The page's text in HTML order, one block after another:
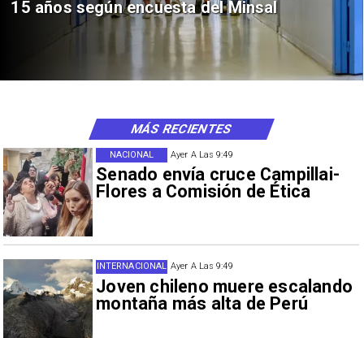
15 años según encuesta del Minsal
Ayer A Las 9:49
Senado envía cruce Campillai-
Flores a Comisión de Ética
NACIONAL
Ayer A Las 9:49
Joven chileno muere escalando
montaña más alta de Perú
INTERNACIONAL
MÁS RECIENTES